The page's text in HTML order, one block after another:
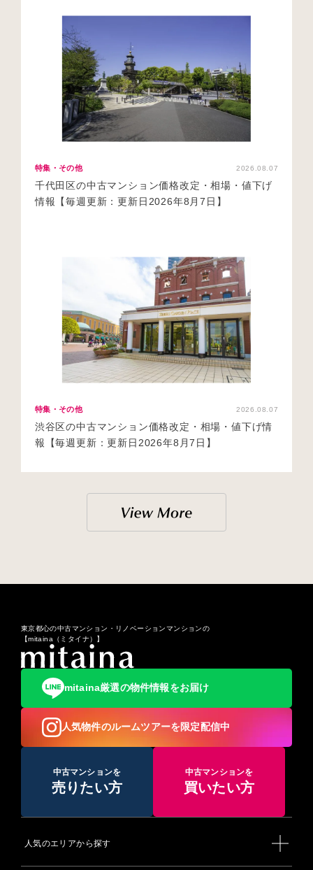
特集・その他 2026.08.07
千代田区の中古マンション価格改定・相場・値下げ
情報【毎週更新：更新日2026年8月7日】
特集・その他 2026.08.07
渋谷区の中古マンション価格改定・相場・値下げ情
報【毎週更新：更新日2026年8月7日】
東京都心の中古マンション・リノベーションマンションの
【mitaina（ミタイナ）】
mitaina厳選の物件情報をお届け
人気物件のルームツアーを限定配信中
中古マンションを
売りたい方
中古マンションを
買いたい方
人気のエリアから探す